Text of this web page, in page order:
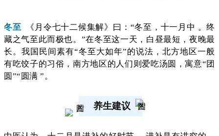
冬至 《月令七十二候集解》曰：“冬至，十一月中 。终
藏之气至此而极也。”在冬至这一天，白昼最短，夜晚最
长。我国民间素有“冬至大如年”的说法，北方地区一般
有吃饺子的习俗，南方地区的人们则爱吃汤圆，寓意“团
圆”“圆满 ”。
养生建议